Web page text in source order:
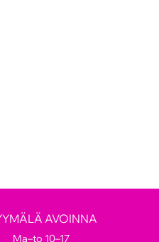
AVOINNA
Ma–to 10–17